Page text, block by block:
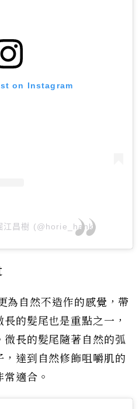
on Instagram
昌樹 (@horie_hank)
自然不造作的感覺，帶
的髮尾也是重點之一，
長的髮尾隨著自然的弧
達到自然修飾咀嚼肌的
適合。